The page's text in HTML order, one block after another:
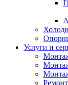
Услуги и